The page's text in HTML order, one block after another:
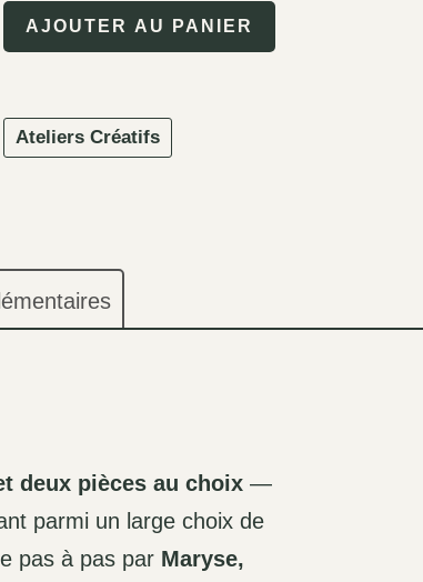
AJOUTER AU PANIER
Ateliers Créatifs
deux pièces au choix —
parmi un large choix de
pas à pas par Maryse,